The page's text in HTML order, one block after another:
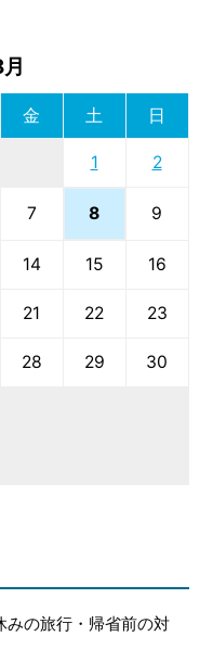
金 土 日
1 2
7 8 9
14 15 16
21 22 23
28 29 30
みの旅行・帰省前の対